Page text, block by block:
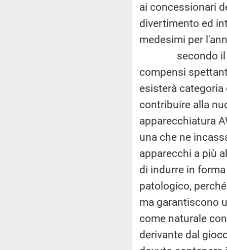
ai concessionari
divertimento ed
medesimi per
secondo il
compensi
esisterà
contribuire alla
apparecchiatura
una che ne
apparecchi a più
di indurre in
patologico,
ma garantiscono
come naturale
derivante dal